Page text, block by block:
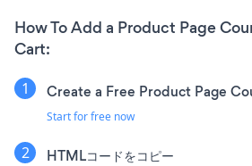
How To Add a Product Page
Cart:
Create a Free Product Page
Start for free now
HTMLコードをコピー